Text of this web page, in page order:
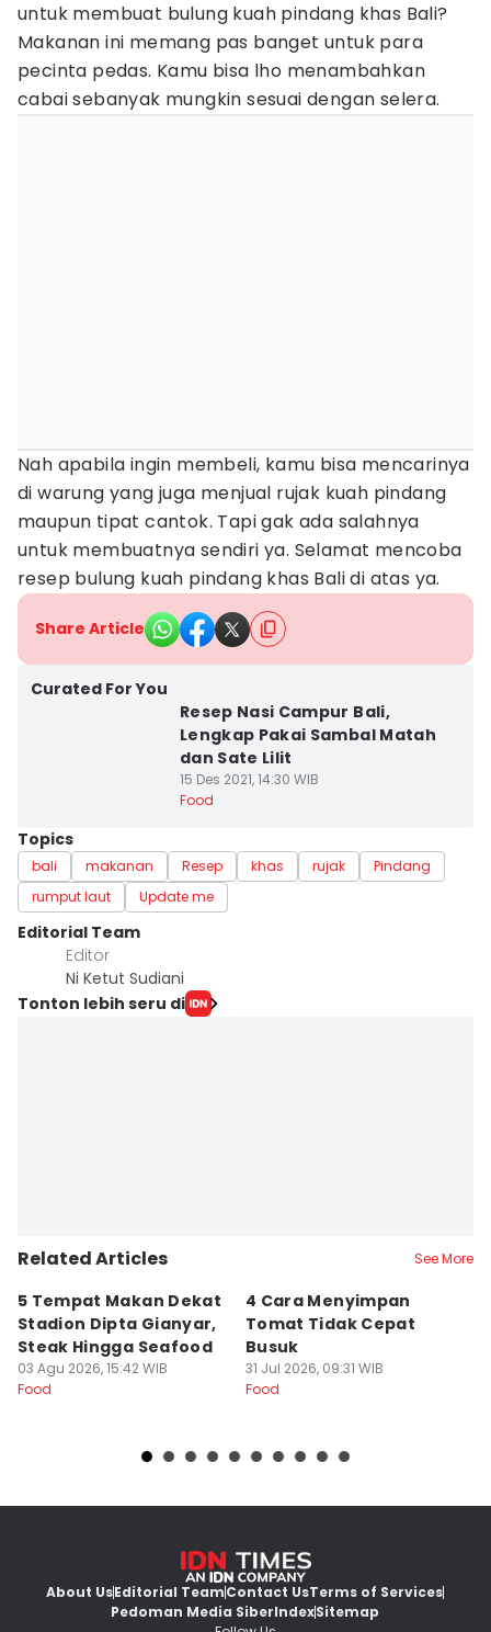
untuk membuat bulung kuah pindang khas Bali?
Makanan ini memang pas banget untuk para
pecinta pedas. Kamu bisa lho menambahkan
cabai sebanyak mungkin sesuai dengan selera.
Nah apabila ingin membeli, kamu bisa mencarinya
di warung yang juga menjual rujak kuah pindang
maupun tipat cantok. Tapi gak ada salahnya
untuk membuatnya sendiri ya. Selamat mencoba
resep bulung kuah pindang khas Bali di atas ya.
Share Article
Curated For You
Resep Nasi Campur Bali,
Lengkap Pakai Sambal Matah
dan Sate Lilit
15 Des 2021, 14:30 WIB
Food
Topics
bali makanan Resep khas rujak
Pindang
rumput laut
Update me
Editorial Team
Editor
Ni Ketut Sudiani
Tonton lebih seru di
Related Articles See More
5 Tempat Makan Dekat
Stadion Dipta Gianyar,
Steak Hingga Seafood
03 Agu 2026, 15:42 WIB
Food
4 Cara Menyimpan
Tomat Tidak Cepat
Busuk
31 Jul 2026, 09:31 WIB
Food
About UsEditorial TeamContact UsTerms of Services
Pedoman Media SiberIndexSitemap